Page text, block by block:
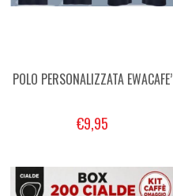
POLO PERSONALIZZATA EWACAFE’
€9,95